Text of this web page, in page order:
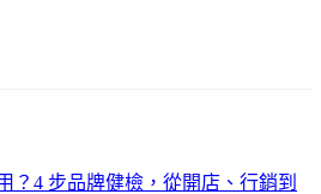
？4 步品牌健檢，從開店、行銷到